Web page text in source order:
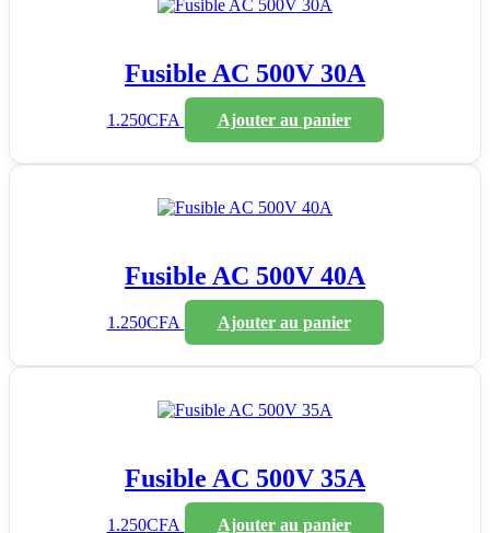
Fusible AC 500V 30A
1.250CFA Ajouter au panier
Fusible AC 500V 40A
1.250CFA Ajouter au panier
Fusible AC 500V 35A
1.250CFA Ajouter au panier